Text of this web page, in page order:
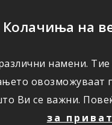
Колачиња на
намени.
овозможуваат
Ви се важни.
за
КОРИСНО